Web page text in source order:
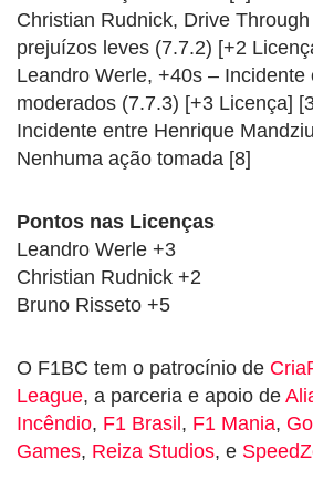
Christian Rudnick, Drive
prejuízos leves (7.7.2) [+2
Leandro Werle, +40s – Incidente
moderados (7.7.3) [+3 Licença]
Incidente entre Henrique
Nenhuma ação tomada [8]
Pontos nas Licenças
Leandro Werle +3
Christian Rudnick +2
Bruno Risseto +5
O F1BC tem o patrocínio de
League, a parceria e apoio de
Incêndio, F1 Brasil, F1 Mania,
Games, Reiza Studios, e